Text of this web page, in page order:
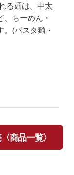
る麺は、中太
らーめん・
(パスタ麺・
商品一覧〉